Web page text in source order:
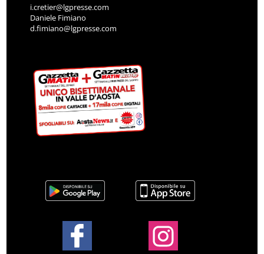
i.cretier@lgpresse.com
Daniele Fimiano
d.fimiano@lgpresse.com